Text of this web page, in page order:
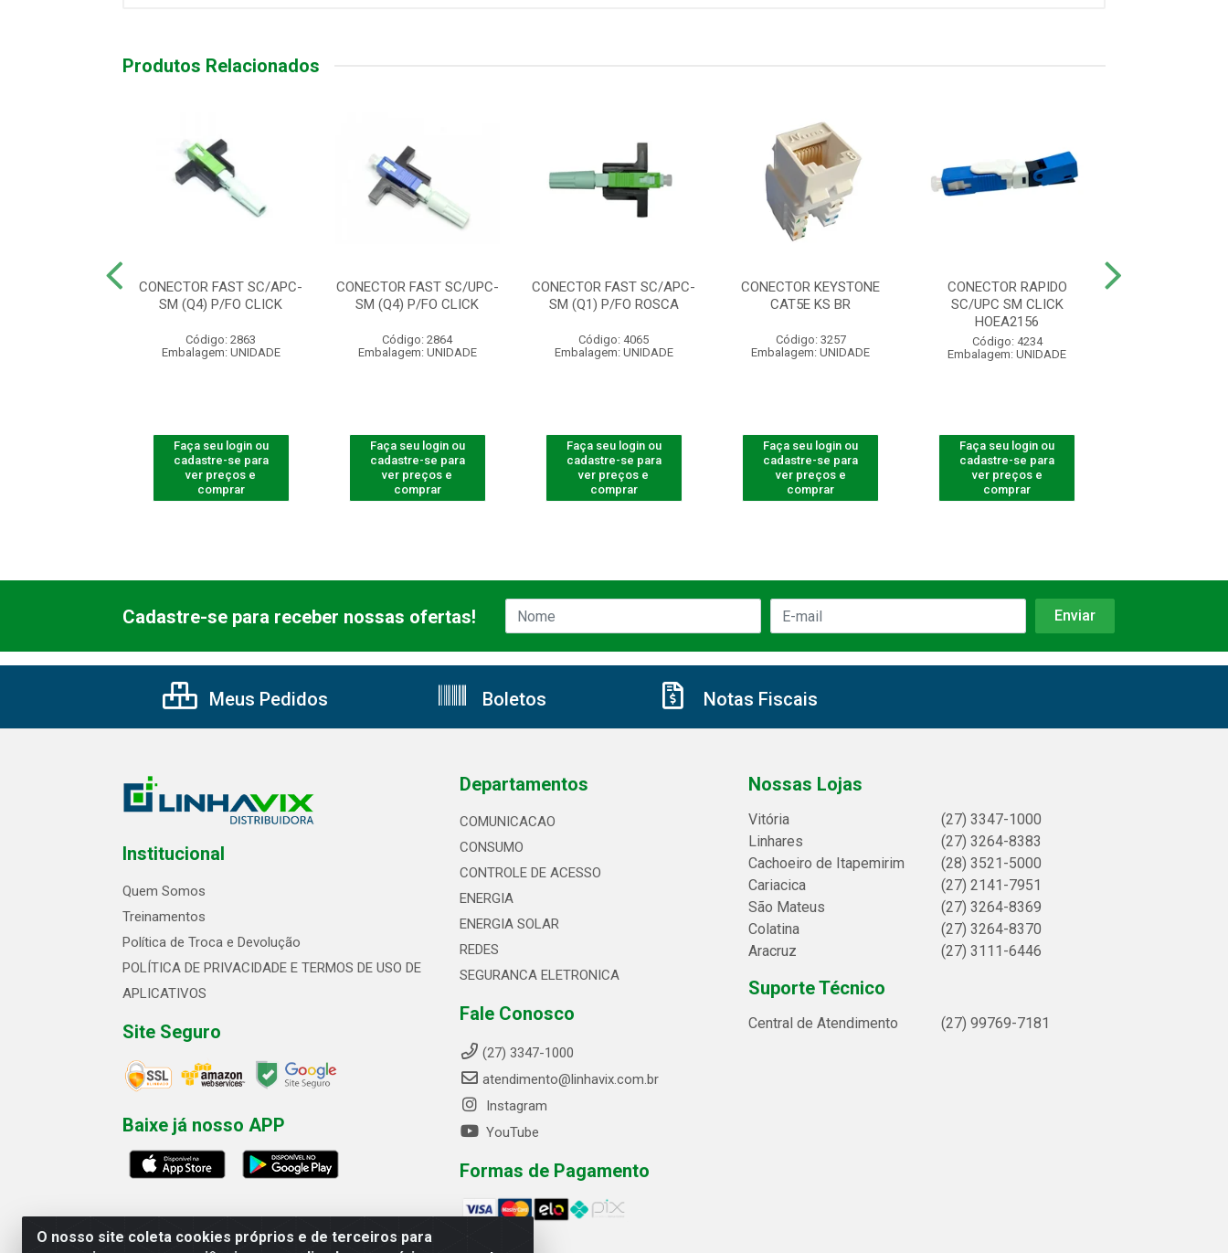
Produtos Relacionados
CONECTOR FAST SC/APC-
SM (Q4) P/FO CLICK
Código: 2863
Embalagem: UNIDADE
Faça seu login ou
cadastre-se para
ver preços e
comprar
CONECTOR FAST SC/UPC-
SM (Q4) P/FO CLICK
Código: 2864
Embalagem: UNIDADE
Faça seu login ou
cadastre-se para
ver preços e
comprar
CONECTOR FAST SC/APC-
SM (Q1) P/FO ROSCA
Código: 4065
Embalagem: UNIDADE
Faça seu login ou
cadastre-se para
ver preços e
comprar
CONECTOR KEYSTONE
CAT5E KS BR
Código: 3257
Embalagem: UNIDADE
Faça seu login ou
cadastre-se para
ver preços e
comprar
CONECTOR RAPIDO
SC/UPC SM CLICK
HOEA2156
Código: 4234
Embalagem: UNIDADE
Faça seu login ou
cadastre-se para
ver preços e
comprar
O nosso site coleta cookies próprios e de terceiros para
Cadastre-se para receber nossas ofertas!
Meus Pedidos Boletos Notas Fiscais
Institucional
Quem Somos
Treinamentos
Política de Troca e Devolução
POLÍTICA DE PRIVACIDADE E TERMOS DE USO DE
APLICATIVOS
Site Seguro
Baixe já nosso APP
Departamentos
COMUNICACAO
CONSUMO
CONTROLE DE ACESSO
ENERGIA
ENERGIA SOLAR
REDES
SEGURANCA ELETRONICA
Fale Conosco
(27) 3347-1000
atendimento@linhavix.com.br
Instagram
YouTube
Formas de Pagamento
Nossas Lojas
Vitória
(27) 3347-1000
Linhares
(27) 3264-8383
Cachoeiro de Itapemirim
(28) 3521-5000
Cariacica
(27) 2141-7951
São Mateus
(27) 3264-8369
Colatina
(27) 3264-8370
Aracruz
(27) 3111-6446
Suporte Técnico
Central de Atendimento (27) 99769-7181